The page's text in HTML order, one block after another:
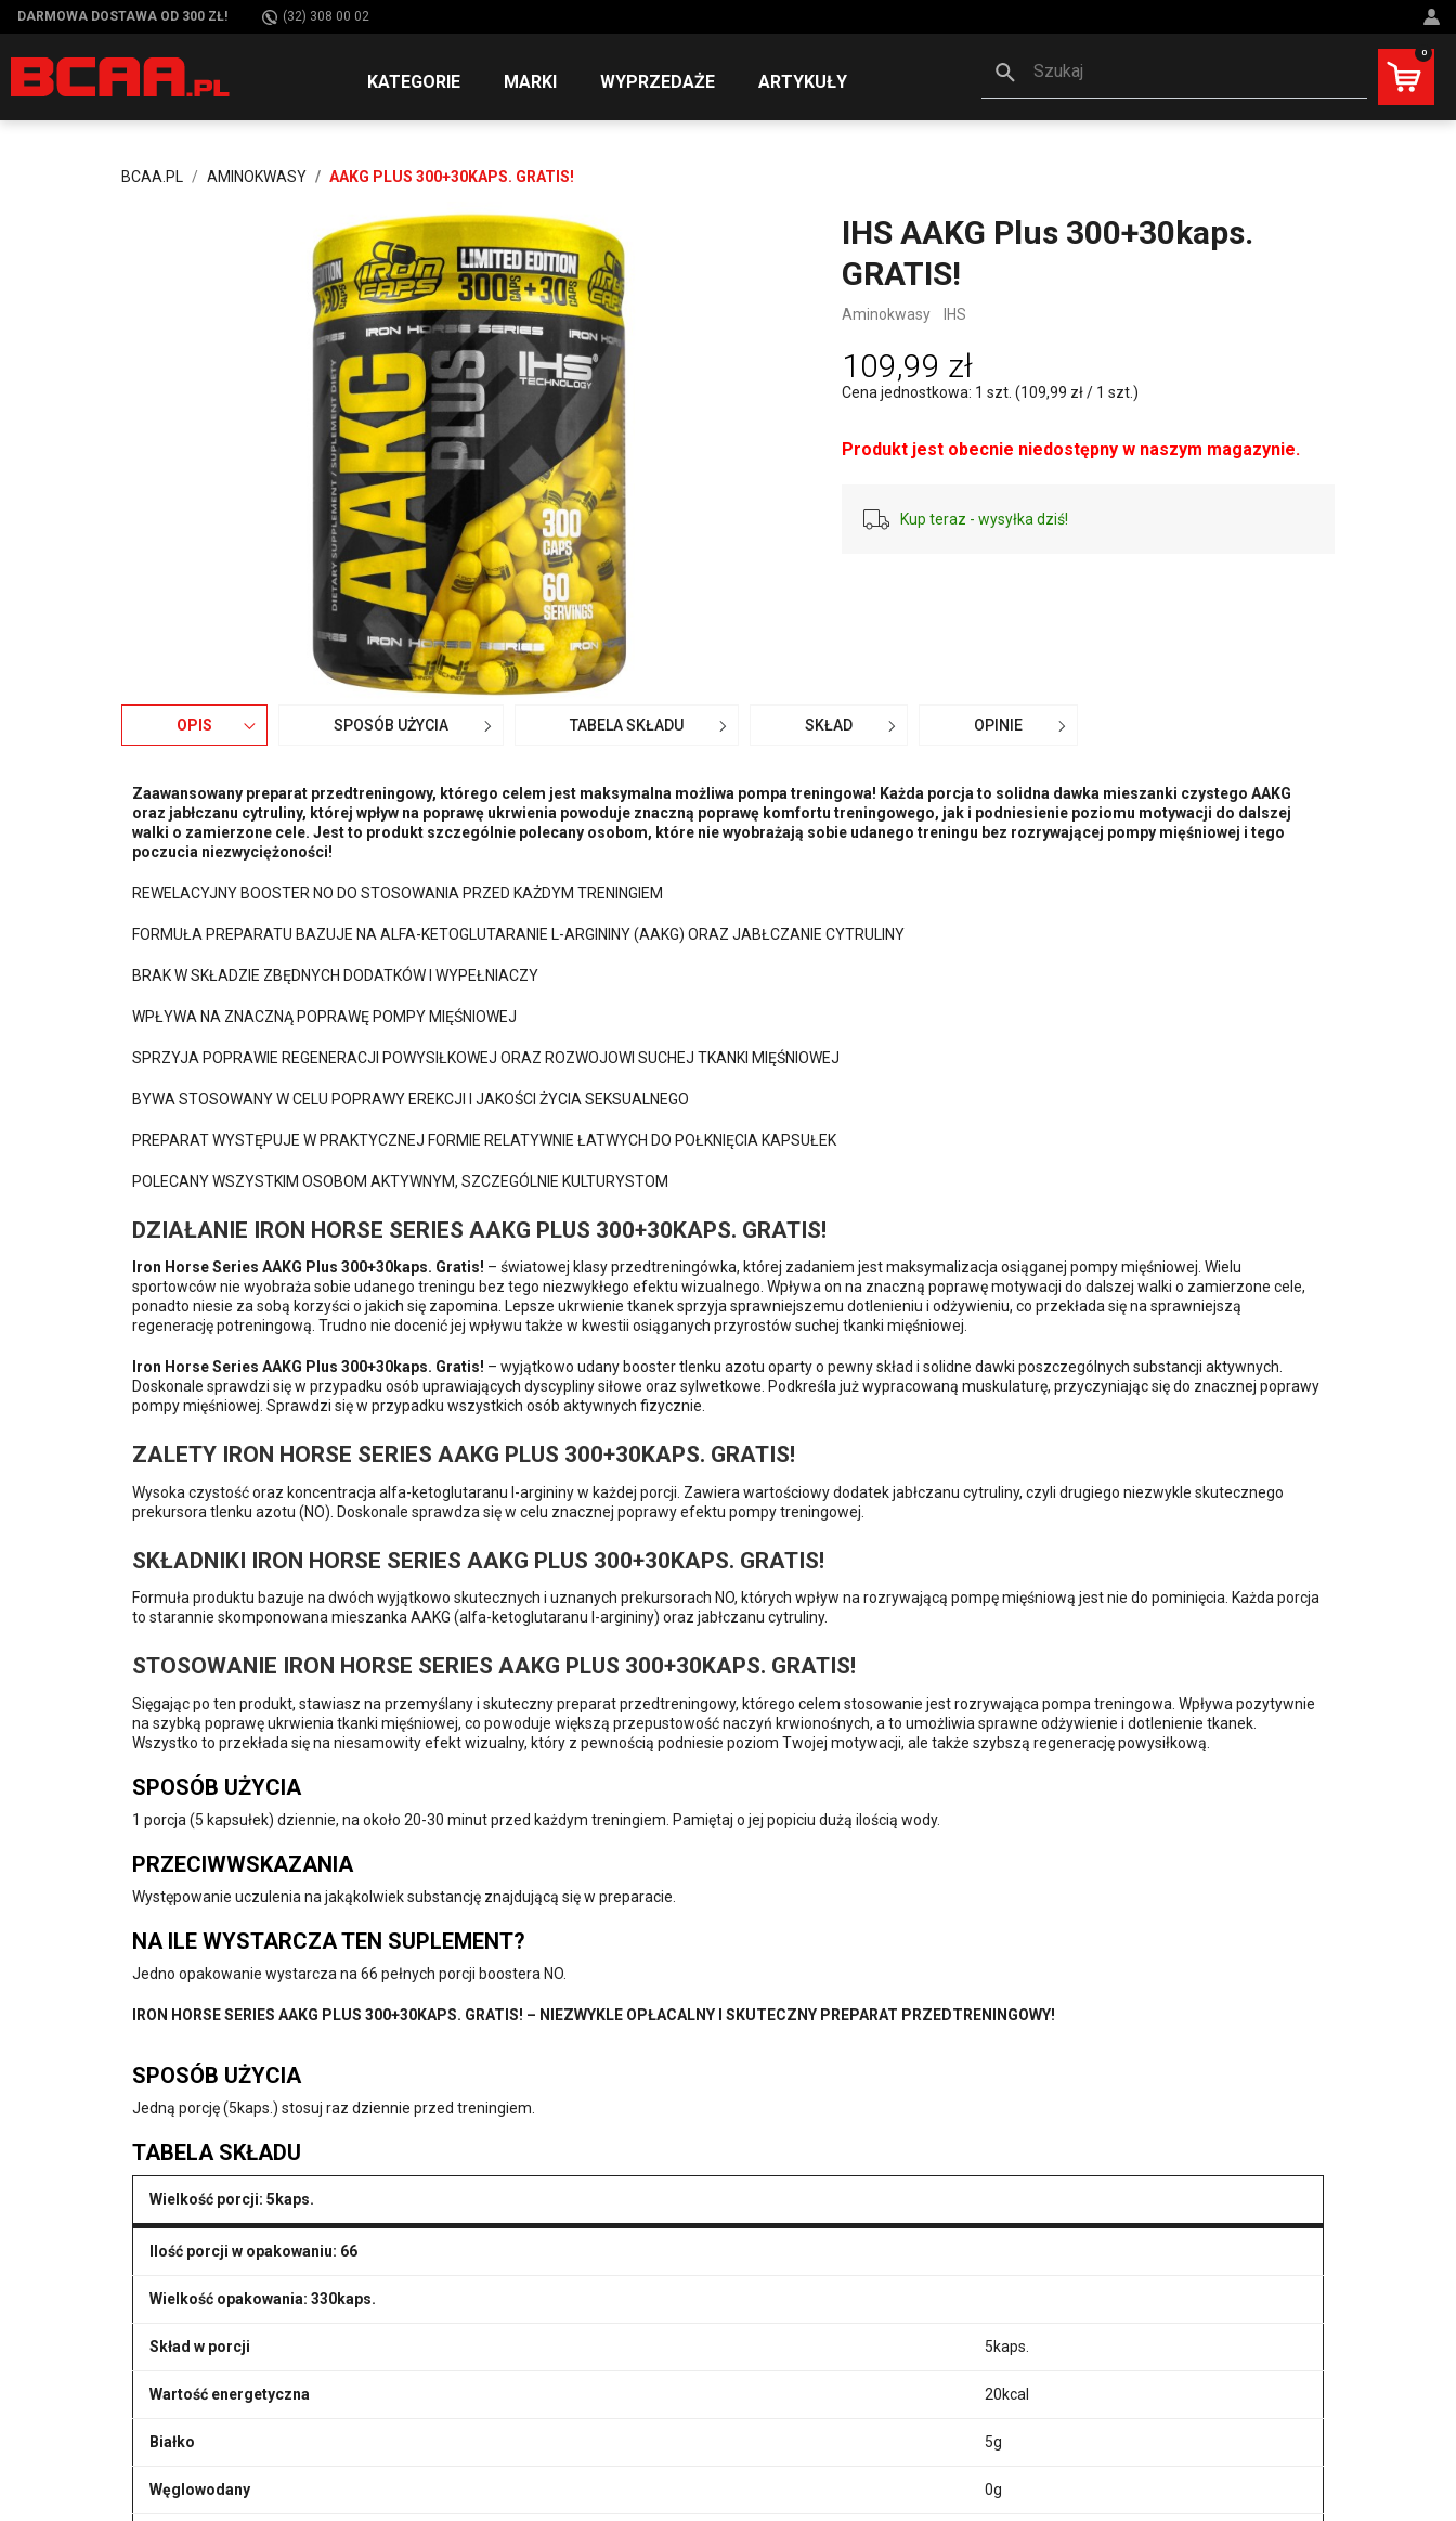
DARMOWA DOSTAWA OD 300 ZŁ! (32) 308 00 02
KATEGORIE MARKI WYPRZEDAŻE ARTYKUŁY
Szukaj
0
BCAA.PL AMINOKWASY AAKG PLUS 300+30KAPS. GRATIS!
IHS AAKG Plus 300+30kaps.
GRATIS!
Aminokwasy IHS
109,99 zł
Cena jednostkowa: 1 szt. (109,99 zł / 1 szt.)
Produkt jest obecnie niedostępny w naszym magazynie.
Kup teraz - wysyłka dziś!
OPIS SPOSÓB UŻYCIA TABELA SKŁADU SKŁAD OPINIE
Zaawansowany preparat przedtreningowy, którego celem jest maksymalna możliwa pompa treningowa! Każda porcja to solidna dawka mieszanki czystego AAKG
oraz jabłczanu cytruliny, której wpływ na poprawę ukrwienia powoduje znaczną poprawę komfortu treningowego, jak i podniesienie poziomu motywacji do dalszej
walki o zamierzone cele. Jest to produkt szczególnie polecany osobom, które nie wyobrażają sobie udanego treningu bez rozrywającej pompy mięśniowej i tego
poczucia niezwyciężoności!
REWELACYJNY BOOSTER NO DO STOSOWANIA PRZED KAŻDYM TRENINGIEM
FORMUŁA PREPARATU BAZUJE NA ALFA-KETOGLUTARANIE L-ARGININY (AAKG) ORAZ JABŁCZANIE CYTRULINY
BRAK W SKŁADZIE ZBĘDNYCH DODATKÓW I WYPEŁNIACZY
WPŁYWA NA ZNACZNĄ POPRAWĘ POMPY MIĘŚNIOWEJ
SPRZYJA POPRAWIE REGENERACJI POWYSIŁKOWEJ ORAZ ROZWOJOWI SUCHEJ TKANKI MIĘŚNIOWEJ
BYWA STOSOWANY W CELU POPRAWY EREKCJI I JAKOŚCI ŻYCIA SEKSUALNEGO
PREPARAT WYSTĘPUJE W PRAKTYCZNEJ FORMIE RELATYWNIE ŁATWYCH DO POŁKNIĘCIA KAPSUŁEK
POLECANY WSZYSTKIM OSOBOM AKTYWNYM, SZCZEGÓLNIE KULTURYSTOM
DZIAŁANIE IRON HORSE SERIES AAKG PLUS 300+30KAPS. GRATIS!
Iron Horse Series AAKG Plus 300+30kaps. Gratis! – światowej klasy przedtreningówka, której zadaniem jest maksymalizacja osiąganej pompy mięśniowej. Wielu
sportowców nie wyobraża sobie udanego treningu bez tego niezwykłego efektu wizualnego. Wpływa on na znaczną poprawę motywacji do dalszej walki o zamierzone cele,
ponadto niesie za sobą korzyści o jakich się zapomina. Lepsze ukrwienie tkanek sprzyja sprawniejszemu dotlenieniu i odżywieniu, co przekłada się na sprawniejszą
regenerację potreningową. Trudno nie docenić jej wpływu także w kwestii osiąganych przyrostów suchej tkanki mięśniowej.
Iron Horse Series AAKG Plus 300+30kaps. Gratis! – wyjątkowo udany booster tlenku azotu oparty o pewny skład i solidne dawki poszczególnych substancji aktywnych.
Doskonale sprawdzi się w przypadku osób uprawiających dyscypliny siłowe oraz sylwetkowe. Podkreśla już wypracowaną muskulaturę, przyczyniając się do znacznej poprawy
pompy mięśniowej. Sprawdzi się w przypadku wszystkich osób aktywnych fizycznie.
ZALETY IRON HORSE SERIES AAKG PLUS 300+30KAPS. GRATIS!
Wysoka czystość oraz koncentracja alfa-ketoglutaranu l-argininy w każdej porcji. Zawiera wartościowy dodatek jabłczanu cytruliny, czyli drugiego niezwykle skutecznego
prekursora tlenku azotu (NO). Doskonale sprawdza się w celu znacznej poprawy efektu pompy treningowej.
SKŁADNIKI IRON HORSE SERIES AAKG PLUS 300+30KAPS. GRATIS!
Formuła produktu bazuje na dwóch wyjątkowo skutecznych i uznanych prekursorach NO, których wpływ na rozrywającą pompę mięśniową jest nie do pominięcia. Każda porcja
to starannie skomponowana mieszanka AAKG (alfa-ketoglutaranu l-argininy) oraz jabłczanu cytruliny.
STOSOWANIE IRON HORSE SERIES AAKG PLUS 300+30KAPS. GRATIS!
Sięgając po ten produkt, stawiasz na przemyślany i skuteczny preparat przedtreningowy, którego celem stosowanie jest rozrywająca pompa treningowa. Wpływa pozytywnie
na szybką poprawę ukrwienia tkanki mięśniowej, co powoduje większą przepustowość naczyń krwionośnych, a to umożliwia sprawne odżywienie i dotlenienie tkanek.
Wszystko to przekłada się na niesamowity efekt wizualny, który z pewnością podniesie poziom Twojej motywacji, ale także szybszą regenerację powysiłkową.
SPOSÓB UŻYCIA
1 porcja (5 kapsułek) dziennie, na około 20-30 minut przed każdym treningiem. Pamiętaj o jej popiciu dużą ilością wody.
PRZECIWWSKAZANIA
Występowanie uczulenia na jakąkolwiek substancję znajdującą się w preparacie.
NA ILE WYSTARCZA TEN SUPLEMENT?
Jedno opakowanie wystarcza na 66 pełnych porcji boostera NO.
IRON HORSE SERIES AAKG PLUS 300+30KAPS. GRATIS! – NIEZWYKLE OPŁACALNY I SKUTECZNY PREPARAT PRZEDTRENINGOWY!
SPOSÓB UŻYCIA
Jedną porcję (5kaps.) stosuj raz dziennie przed treningiem.
TABELA SKŁADU
Wielkość porcji: 5kaps.
Ilość porcji w opakowaniu: 66
Wielkość opakowania: 330kaps.
Skład w porcji 5kaps.
Wartość energetyczna 20kcal
Białko 5g
Węglowodany 0g